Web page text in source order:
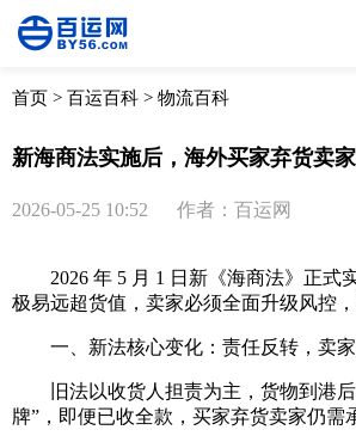
首页 > 百运百科 > 物流百科
新海商法实施后，海外买家弃货卖
2026-05-25 10:52 作者：百运网
2026 年 5 月 1 日新《海商法》正式实
极易远超货值，卖家必须全面升级风控，
一、新法核心变化：责任反转，卖
旧法以收货人担责为主，货物到港后
牌”，即便已收全款，买家弃货卖家仍需